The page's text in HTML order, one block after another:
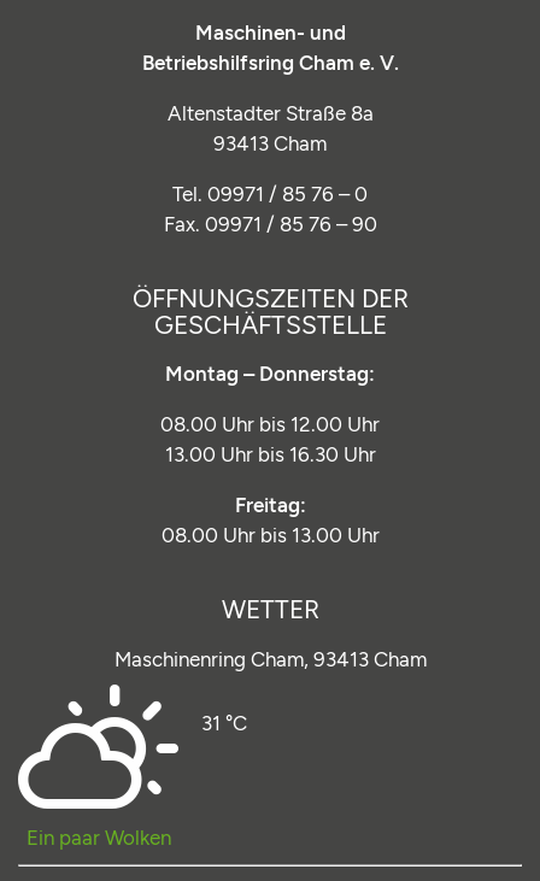
Maschinen- und
Betriebshilfsring Cham e. V.
Altenstadter Straße 8a
93413 Cham
Tel. 09971 / 85 76 – 0
Fax. 09971 / 85 76 – 90
ÖFFNUNGSZEITEN DER
GESCHÄFTSSTELLE
Montag – Donnerstag:
08.00 Uhr bis 12.00 Uhr
13.00 Uhr bis 16.30 Uhr
Freitag:
08.00 Uhr bis 13.00 Uhr
WETTER
Maschinenring Cham, 93413 Cham
Ein paar Wolken
31 °C